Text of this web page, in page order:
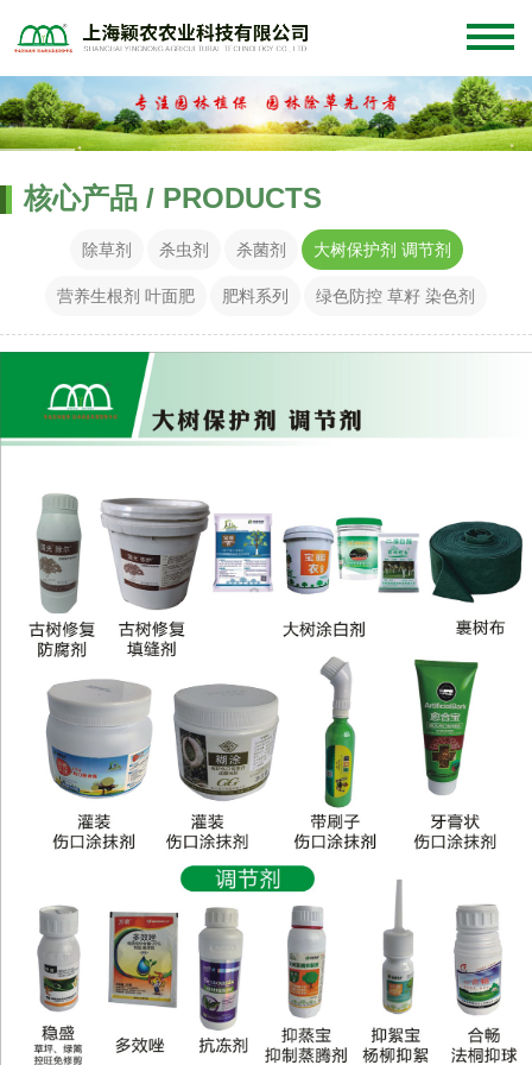
核心产品 / PRODUCTS
除草剂 杀虫剂 杀菌剂 大树保护剂 调节剂
营养生根剂 叶面肥 肥料系列 绿色防控 草籽 染色剂